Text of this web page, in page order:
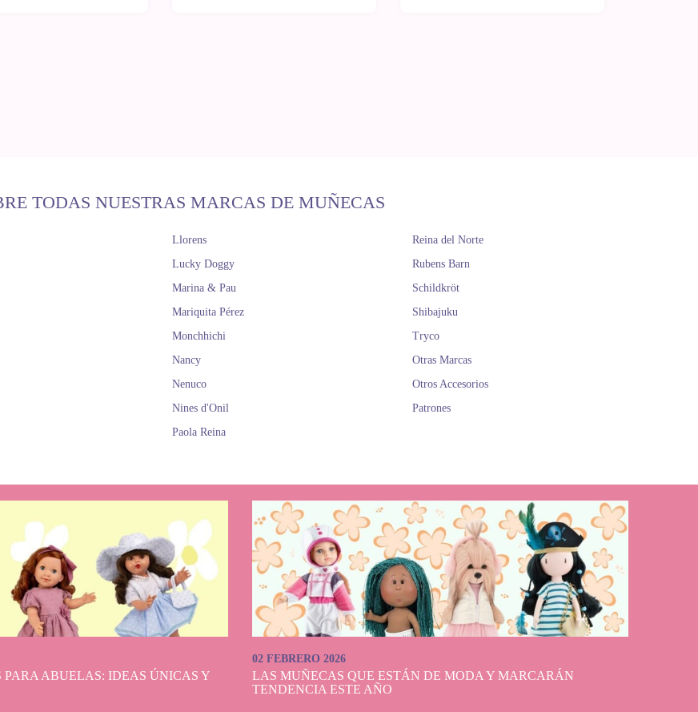
TODAS NUESTRAS MARCAS DE MUÑECAS
Llorens
Lucky Doggy
Marina & Pau
Mariquita Pérez
Monchhichi
Nancy
Nenuco
Nines d'Onil
Paola Reina
Reina del Norte
Rubens Barn
Schildkröt
Shibajuku
Tryco
Otras Marcas
Otros Accesorios
Patrones
PARA ABUELAS: IDEAS ÚNICAS Y
02 FEBRERO 2026
LAS MUÑECAS QUE ESTÁN DE MODA Y MARCARÁN
TENDENCIA ESTE AÑO